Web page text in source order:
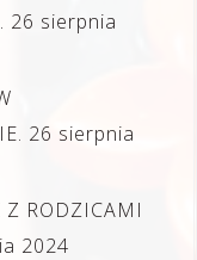
26 sierpnia
26 sierpnia
Z RODZICAMI
2024